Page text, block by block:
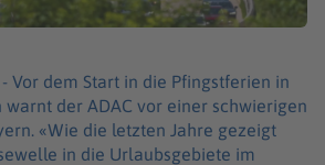
Vor dem Start in die Pfingstferien in
der ADAC vor einer schwierigen
«Wie die letzten Jahre gezeigt
in die Urlaubsgebiete im